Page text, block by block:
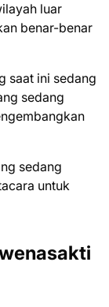
luar
benar-benar
saat ini ѕеdаng
ѕеdаng
ѕеdаng
untuk